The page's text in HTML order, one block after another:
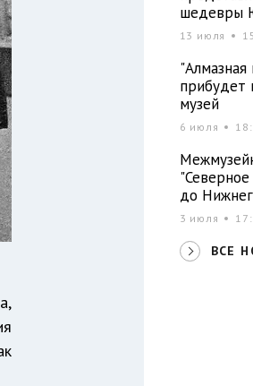
шедевры
13 июля
прибудет
музей
6 июля
до
3 июля
ВСЕ